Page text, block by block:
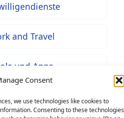
Consent
we use technologies like cookies to
Consenting to these technologies
and Travel
und Apps